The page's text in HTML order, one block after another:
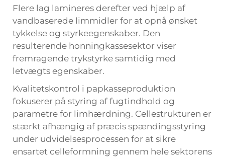
Flere lag lamineres derefter ved hjælp af
vandbaserede limmidler for at opnå ønsket
tykkelse og styrkeegenskaber. Den
resulterende honningkassesektor viser
fremragende trykstyrke samtidig med
letvægts egenskaber.
Kvalitetskontrol i papkasseproduktion
fokuserer på styring af fugtindhold og
parametre for limhærdning. Cellestrukturen er
stærkt afhængig af præcis spændingsstyring
under udvidelsesprocessen for at sikre
ensartet celleformning gennem hele sektorens